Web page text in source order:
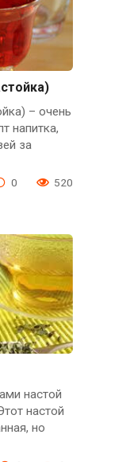
– очень
напитка,
за
0 520
настой
настой
но